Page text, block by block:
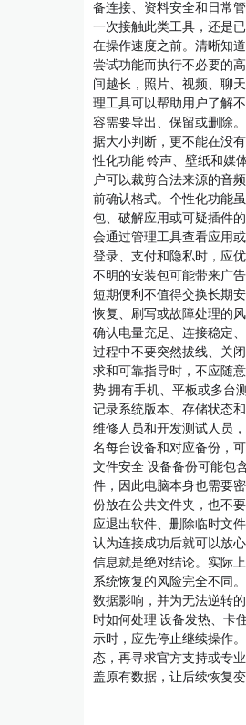
备连接、资料安全和日常
一次接触此类工具，还是
在操作速度之前。清晰知
尝试功能而执行不必要的
间越长，照片、视频、聊
理工具可以帮助用户了解
容需要导出、保留或删除
据大小判断，更不能在没
性化功能 铃声、壁纸和媒
户可以裁剪合法来源的音
前确认格式。个性化功能
包、破解应用或可疑插件
会通过管理工具查看应用
登录、支付和隐私时，应
不明的安装包可能带来广
短期便利不值得交换长期
恢复、刷写或故障处理的
确认电量充足、连接稳定
过程中不要突然拔线、关
求和可靠指导时，不应随
势 拥有手机、平板或多台
记录系统版本、存储状态
维修人员和开发测试人员
名每台设备和对应备份，
文件安全 设备备份可能包
件，因此电脑本身也需要
份放在公共文件夹，也不
应退出软件、删除临时文
认为连接成功后就可以放
信息就是绝对结论。实际
系统恢复的风险完全不同
数据影响，并为无法逆转
时如何处理 设备发热、卡
示时，应先停止继续操作
态，再寻求官方支持或专
盖原有数据，让后续恢复